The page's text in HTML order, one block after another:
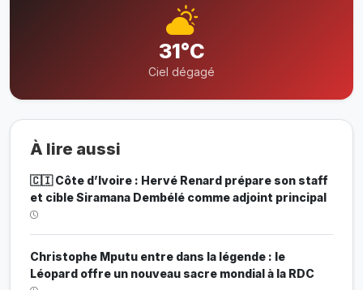
31°C
Ciel dégagé
À lire aussi
🇨🇮 Côte d’Ivoire : Hervé Renard prépare son staff
et cible Siramana Dembélé comme adjoint principal
Christophe Mputu entre dans la légende : le
Léopard offre un nouveau sacre mondial à la RDC